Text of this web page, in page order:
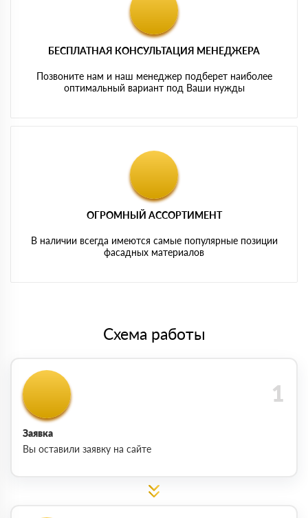
БЕСПЛАТНАЯ КОНСУЛЬТАЦИЯ МЕНЕДЖЕРА
Позвоните нам и наш менеджер подберет наиболее
оптимальный вариант под Ваши нужды
ОГРОМНЫЙ АССОРТИМЕНТ
В наличии всегда имеются самые популярные позиции
фасадных материалов
Схема работы
Заявка
Вы оставили заявку на сайте